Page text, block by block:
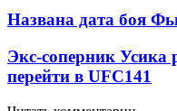
Названа дата боя
Экс-соперник Усика
перейти в UFC141